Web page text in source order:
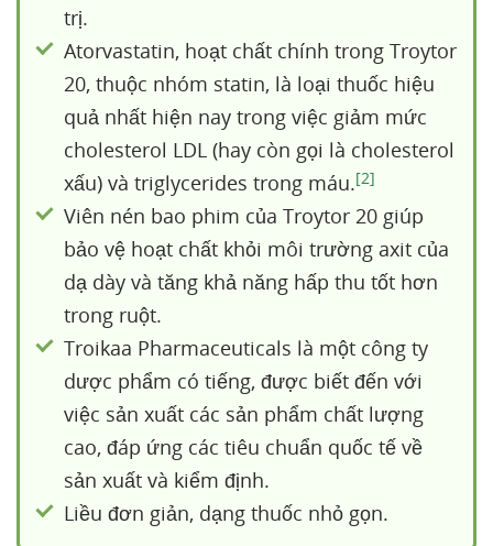
trị.
Atorvastatin, hoạt chất chính trong Troytor
20, thuộc nhóm statin, là loại thuốc hiệu
quả nhất hiện nay trong việc giảm mức
cholesterol LDL (hay còn gọi là cholesterol
xấu) và triglycerides trong máu.[2]
Viên nén bao phim của Troytor 20 giúp
bảo vệ hoạt chất khỏi môi trường axit của
dạ dày và tăng khả năng hấp thu tốt hơn
trong ruột.
Troikaa Pharmaceuticals là một công ty
dược phẩm có tiếng, được biết đến với
việc sản xuất các sản phẩm chất lượng
cao, đáp ứng các tiêu chuẩn quốc tế về
sản xuất và kiểm định.
Liều đơn giản, dạng thuốc nhỏ gọn.